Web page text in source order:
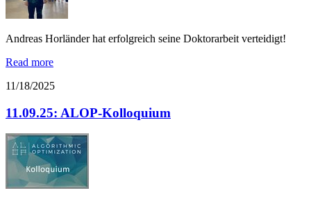
Andreas Horländer hat erfolgreich seine Doktorarbeit verteidigt!
Read more
11/18/2025
11.09.25: ALOP-Kolloquium